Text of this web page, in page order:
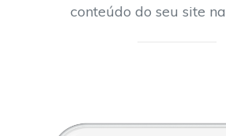
conteúdo do seu site